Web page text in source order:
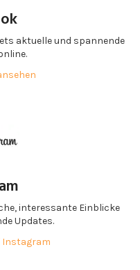
aktuelle und spannende
interessante Einblicke
Updates.
Instagram